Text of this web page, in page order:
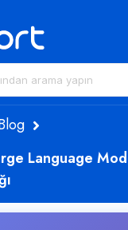
Language